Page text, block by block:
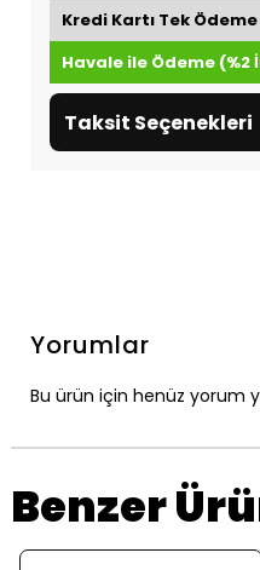
Kredi Kartı Tek Ödeme
Havale ile Ödeme (%2
Taksit Seçenekleri
Yorumlar
Bu ürün için henüz yorum
Benzer